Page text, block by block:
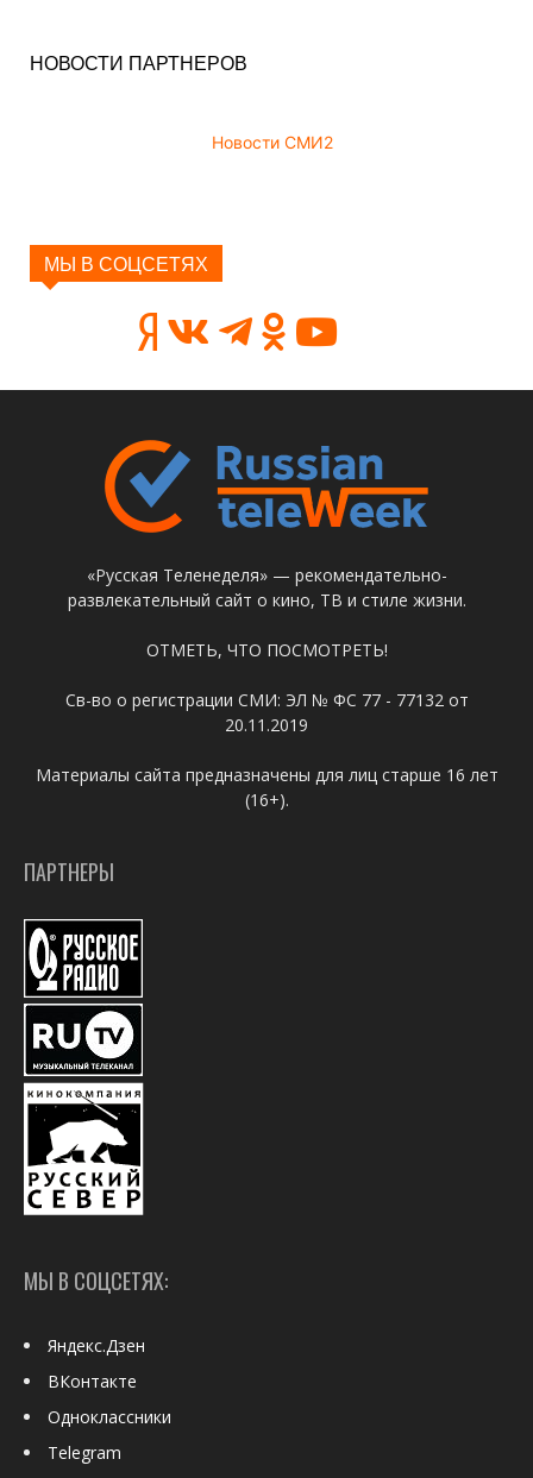
НОВОСТИ ПАРТНЕРОВ
Новости СМИ2
МЫ В СОЦСЕТЯХ
«Русская Теленеделя» — рекомендательно-
развлекательный сайт о кино, ТВ и стиле жизни.
ОТМЕТЬ, ЧТО ПОСМОТРЕТЬ!
Св-во о регистрации СМИ: ЭЛ № ФС 77 - 77132 от
20.11.2019
Материалы сайта предназначены для лиц старше 16 лет
(16+).
ПАРТНЕРЫ
МЫ В СОЦСЕТЯХ:
Яндекс.Дзен
ВКонтакте
Одноклассники
Telegram